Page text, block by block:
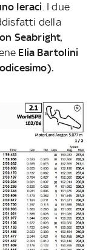
Ieraci. I due
della
Seabright,
Elia Bartolini